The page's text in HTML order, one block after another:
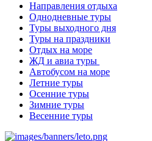
Направления отдыха
Однодневные туры
Туры выходного дня
Туры на праздники
Отдых на море
ЖД и авиа туры
Автобусом на море
Летние туры
Осенние туры
Зимние туры
Весенние туры